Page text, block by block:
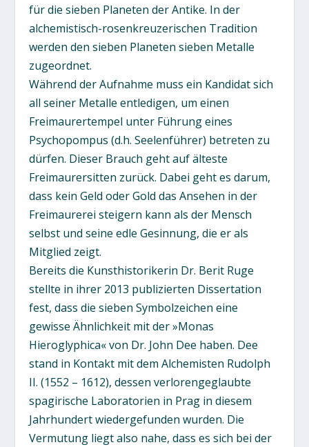
für die sieben Planeten der Antike. In der
alchemistisch-rosenkreuzerischen Tradition
werden den sieben Planeten sieben Metalle
zugeordnet.
Während der Aufnahme muss ein Kandidat sich
all seiner Metalle entledigen, um einen
Freimaurertempel unter Führung eines
Psychopompus (d.h. Seelenführer) betreten zu
dürfen. Dieser Brauch geht auf älteste
Freimaurersitten zurück. Dabei geht es darum,
dass kein Geld oder Gold das Ansehen in der
Freimaurerei steigern kann als der Mensch
selbst und seine edle Gesinnung, die er als
Mitglied zeigt.
Bereits die Kunsthistorikerin Dr. Berit Ruge
stellte in ihrer 2013 publizierten Dissertation
fest, dass die sieben Symbolzeichen eine
gewisse Ähnlichkeit mit der »Monas
Hieroglyphica« von Dr. John Dee haben. Dee
stand in Kontakt mit dem Alchemisten Rudolph
II. (1552 – 1612), dessen verlorengeglaubte
spagirische Laboratorien in Prag in diesem
Jahrhundert wiedergefunden wurden. Die
Vermutung liegt also nahe, dass es sich bei der